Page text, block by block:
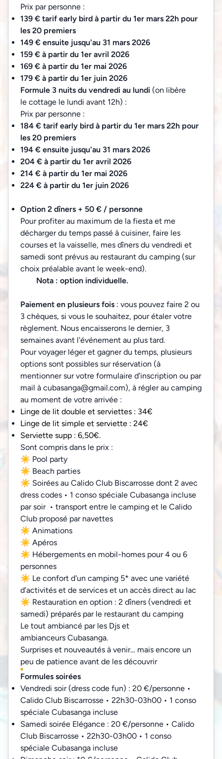
Prix par personne :
139 € tarif early bird à partir du 1er mars 22h pour
les 20 premiers
149 € ensuite jusqu'au 31 mars 2026
159 € à partir du 1er avril 2026
169 € à partir du 1er mai 2026
179 € à partir du 1er juin 2026
Formule 3 nuits du vendredi au lundi (on libère
le cottage le lundi avant 12h) :
Prix par personne :
184 € tarif early bird à partir du 1er mars 22h pour
les 20 premiers
194 € ensuite jusqu'au 31 mars 2026
204 € à partir du 1er avril 2026
214 € à partir du 1er mai 2026
224 € à partir du 1er juin 2026
Option 2 dîners + 50 € / personne
Pour profiter au maximum de la fiesta et me
décharger du temps passé à cuisiner, faire les
courses et la vaisselle, mes dîners du vendredi et
samedi sont prévus au restaurant du camping (sur
choix préalable avant le week-end).
Nota : option individuelle.
Paiement en plusieurs fois : vous pouvez faire 2 ou
3 chèques, si vous le souhaitez, pour étaler votre
règlement. Nous encaisserons le dernier, 3
semaines avant l'événement au plus tard.
Pour voyager léger et gagner du temps, plusieurs
options sont possibles sur réservation (à
mentionner sur votre formulaire d'inscription ou par
mail à cubasanga@gmail.com), à régler au camping
au moment de votre arrivée :
Linge de lit double et serviettes : 34€
Linge de lit simple et serviette : 24€
Serviette supp : 6,50€.
Sont compris dans le prix :
☀ Pool party
☀ Beach parties
☀ Soirées au Calido Club Biscarrosse dont 2 avec
dress codes • 1 conso spéciale Cubasanga incluse
par soir • transport entre le camping et le Calido
Club proposé par navettes
☀ Animations
☀ Apéros
☀ Hébergements en mobil-homes pour 4 ou 6
personnes
☀ Le confort d'un camping 5* avec une variété
d’activités et de services et un accès direct au lac
☀ Restauration en option : 2 dîners (vendredi et
samedi) préparés par le restaurant du camping
Le tout ambiancé par les Djs et
ambianceurs Cubasanga.
Surprises et nouveautés à venir… mais encore un
peu de patience avant de les découvrir
Formules soirées
Vendredi soir (dress code fun) : 20 €/personne •
Calido Club Biscarrosse • 22h30-03h00 • 1 conso
spéciale Cubasanga incluse
Samedi soirée Elégance : 20 €/personne • Calido
Club Biscarrosse • 22h30-03h00 • 1 conso
spéciale Cubasanga incluse